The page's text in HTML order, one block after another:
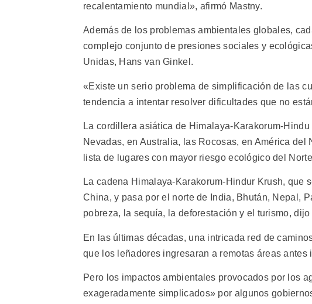
recalentamiento mundial», afirmó Mastny.
Además de los problemas ambientales globales,
complejo conjunto de presiones sociales y
Unidas, Hans van Ginkel.
«Existe un serio problema de simplificación de las
tendencia a intentar resolver dificultades que no
La cordillera asiática de Himalaya-Karakorum-
Nevadas, en Australia, las Rocosas, en América
lista de lugares con mayor riesgo ecológico del
La cadena Himalaya-Karakorum-Hindur Krush, que
China, y pasa por el norte de India, Bhután, Nepal,
pobreza, la sequía, la deforestación y el turismo, dijo
En las últimas décadas, una intricada red de
que los leñadores ingresaran a remotas áreas antes
Pero los impactos ambientales provocados por los
exageradamente simplicados» por algunos